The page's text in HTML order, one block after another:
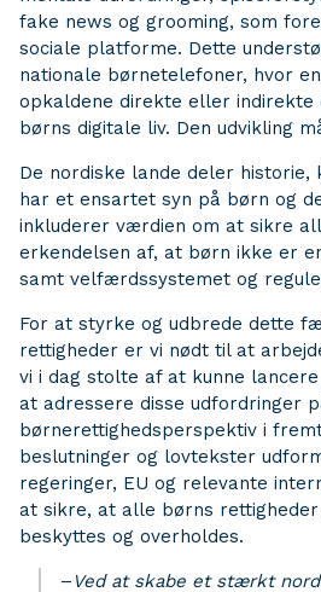
fake news og grooming, som
sociale platforme. Dette
nationale børnetelefoner, hvor
opkaldene direkte eller indirekte
børns digitale liv. Den udvikling
De nordiske lande deler
har et ensartet syn på børn og
inkluderer værdien om at sikre
erkendelsen af, at børn ikke er
samt velfærdssystemet og
For at styrke og udbrede dette
rettigheder er vi nødt til at
vi i dag stolte af at kunne lancere
at adressere disse udfordringer
børnerettighedsperspektiv i
beslutninger og lovtekster
regeringer, EU og relevante
at sikre, at alle børns
beskyttes og overholdes.
– Ved at skabe et stærkt